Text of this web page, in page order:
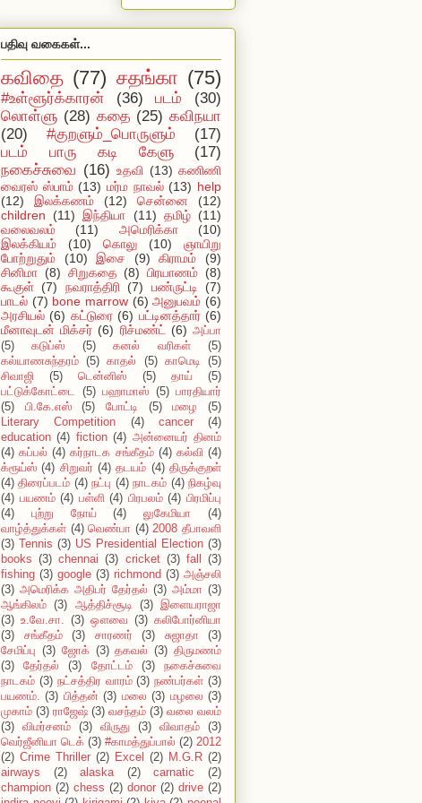
பதிவு வகைகள்...
கவிதை (77) சதங்கா (75)
#உள்ளூர்க்காரன் (36) படம்
(30)
லொள்ளு (28) கதை (25) கவிநயா
(20)
#குறளும்_பொருளும்
(17)
படம் பாரு கடி கேளு
(17)
நகைச்சுவை (16) உதவி (13) கணிணி
வைரஸ் ஸ்பாம் (13) மர்ம நாவல் (13) help
(12)
இலக்கணம் (12) சென்னை
(12)
children
(11) இந்தியா (11) தமிழ் (11)
வலைவலம்
(11) அமெரிக்கா
(10)
இலக்கியம்
(10) கொலு (10)
ஞாயிறு
போற்றுதும்
(10) இசை (9) கிராமம்
(9)
சினிமா (8) சிறுகதை (8) பிரயாணம் (8)
கூகுள் (7) நவராத்திரி (7) பண்ருட்டி
(7)
பாடல் (7) bone marrow (6) அனுபவம் (6)
அரசியல் (6) கட்டுரை (6) பட்டினத்தார் (6)
மீனாவுடன் மிக்சர் (6) ரிச்மண்ட் (6) அப்பா
(5)
கடுப்ஸ் (5) கனல் வரிகள்
(5)
கல்யாணசுந்தரம் (5) காதல் (5) காமெடி
(5)
சிவாஜி
(5) டென்னிஸ் (5) தாய்
(5)
பட்டுக்கோட்டை
(5) பஹாமாஸ் (5) பாரதியார்
(5)
பி.கே.எஸ் (5) போட்டி (5) மழை
(5)
Literary Competition
(4) cancer
(4)
education (4) fiction (4) அன்னையர் தினம்
(4) கப்பல் (4) கர்நாடக சங்கீதம் (4) கல்வி (4)
க்ரூய்ஸ் (4) சிறுவர் (4) தடயம் (4) திருக்குறள்
(4) திரைப்படம் (4) நட்பு (4) நாடகம் (4) நிகழ்வு
(4) பயணம் (4) பள்ளி (4) பிரபலம் (4) பிரமிப்பு
(4)
புற்று நோய் (4) லுகேமியா
(4)
வாழ்த்துக்கள் (4) வெண்பா (4) 2008 தீபாவளி
(3) Tennis (3) US Presidential Election (3)
books (3) chennai (3) cricket (3) fall
(3)
fishing (3) google (3) richmond (3) அஞ்சலி
(3) அமெரிக்க அதிபர் தேர்தல் (3) அம்மா (3)
ஆங்கிலம் (3) ஆத்திச்சூடி (3) இளையராஜா
(3) உ.வே.சா. (3) ஔவை (3) கலிபோர்னியா
(3)
சங்கீதம் (3) சாரணர் (3) சுஜாதா
(3)
சேமிப்பு (3) ஜோக் (3) தகவல் (3) திருமணம்
(3)
தேர்தல் (3) தோட்டம் (3)
நகைச்சுவை
நாடகம் (3) நட்சத்திர வாரம் (3) நண்பர்கள் (3)
பயணம்.
(3) பித்தன் (3) மலை (3) மழலை (3)
முகாம் (3) ராஜேஷ் (3) வசந்தம் (3) வலை வலம்
(3)
விமர்சனம் (3) விருது (3) விவாதம்
(3)
வெர்ஜீனியா டெக் (3) #காமத்துப்பால் (2) 2012
(2) Crime Thriller (2) Excel (2) M.G.R (2)
airways
(2) alaska (2) carnatic
(2)
champion (2) chess (2) donor (2) drive (2)